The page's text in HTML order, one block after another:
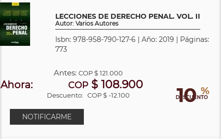
LECCIONES DE DERECHO PENAL. VOL. II
Autor: Varios Autores
Isbn: 978-958-790-127-6 | Año: 2019 | Páginas:
773
10 %
DESCUENTO
Antes:COP$ 121.000
Ahora: COP $ 108.900
Descuento: COP $ -12.100
NOTIFICARME